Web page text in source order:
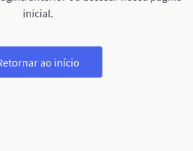
inicial.
ao início